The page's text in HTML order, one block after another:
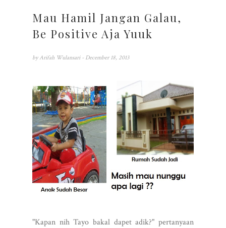
Mau Hamil Jangan Galau,
Be Positive Aja Yuuk
by Arifah Wulansari - December 18, 2013
"Kapan nih Tayo bakal dapet adik?" pertanyaan